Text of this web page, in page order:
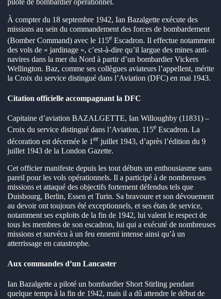
pilote de bombardier opérationnel.
À compter du 18 septembre 1942, Ian Bazalgette exécute des
missions au sein du commandement des forces de bombardement
(Bomber Command) avec le 115e Escadron. Il effectue notamment
des vols de « jardinage », c’est-à-dire qu’il largue des mines anti-
navires dans la mer du Nord à partir d’un bombardier Vickers
Wellington. Baz, comme ses collègues aviateurs l’appellent, mérite
la Croix du service distingué dans l’Aviation (DFC) en mai 1943.
Citation officielle accompagnant la DFC
Capitaine d’aviation BAZALGETTE, Ian Willoughby (11831) –
Croix du service distingué dans l’Aviation, 115e Escadron. La
décoration est décernée le 1er juillet 1943, d’après l’édition du 9
juillet 1943 de la London Gazette.
Cet officier manifeste depuis les tout débuts un enthousiasme sans
pareil pour les vols opérationnels. Il a participé à de nombreuses
missions et attaqué des objectifs fortement défendus tels que
Duisbourg, Berlin, Essen et Turin. Sa bravoure et son dévouement
au devoir ont toujours été exceptionnels, et ses états de service,
notamment ses exploits de la fin de 1942, lui valent le respect de
tous les membres de son escadron, lui qui a exécuté de nombreuses
missions et survécu à un feu ennemi intense ainsi qu’à un
atterrissage en catastrophe.
Aux commandes d’un Lancaster
Ian Bazalgette a piloté un bombardier Short Stirling pendant
quelque temps à la fin de 1942, mais il a dû attendre le début de